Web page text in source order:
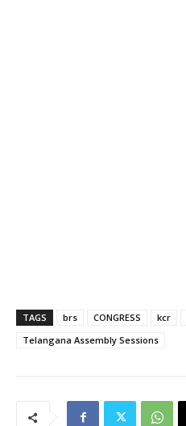
TAGS brs CONGRESS kcr
Telangana Assembly Sessions